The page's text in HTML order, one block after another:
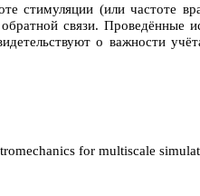
стимуляции (или частоте
связи. Проведённые
о важности
for multiscale